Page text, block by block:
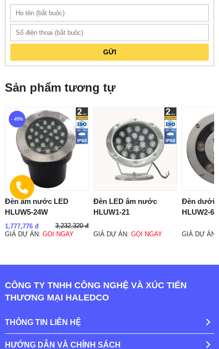
GỬI
Sản phẩm tương tự
- 45%
Đèn âm nước LED
HLUW5-24W
1,777,776 đ
3,232,320 đ
GIÁ DỰ ÁN: GỌI NGAY
Đèn LED âm nước
HLUW1-21
GIÁ DỰ ÁN:GỌI NGAY
Đèn dưới
HLUW2-
GIÁ DỰ
CÔNG TY TNHH CÔNG NGHỆ VÀ XÚC TIẾN
THƯƠNG MẠI HALEDCO
THÔNG TIN LIÊN HỆ
HƯỚNG DẪN VÀ CHÍNH SÁCH